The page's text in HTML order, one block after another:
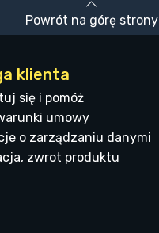
Powrót na górę strony
klienta
się i pomóż
umowy
o zarządzaniu danymi
zwrot produktu